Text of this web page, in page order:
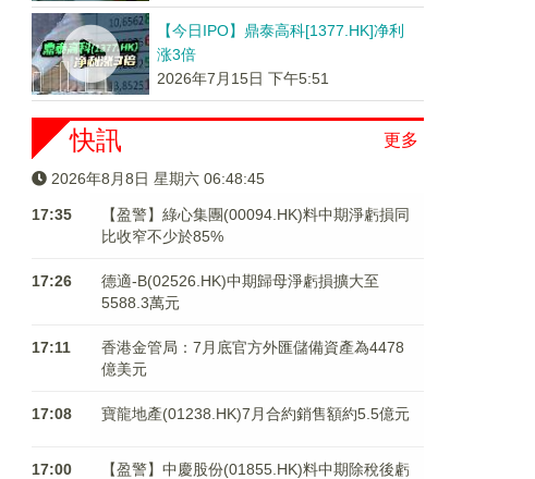
【今日IPO】鼎泰高科[1377.HK]净利
涨3倍
2026年7月15日 下午5:51
更多
快訊
2026年8月8日 星期六 06:48:45
17:35
【盈警】綠心集團(00094.HK)料中期淨虧損同
比收窄不少於85%
17:26
德適-B(02526.HK)中期歸母淨虧損擴大至
5588.3萬元
17:11
香港金管局：7月底官方外匯儲備資產為4478
億美元
17:08 寶龍地產(01238.HK)7月合約銷售額約5.5億元
17:00
【盈警】中慶股份(01855.HK)料中期除稅後虧